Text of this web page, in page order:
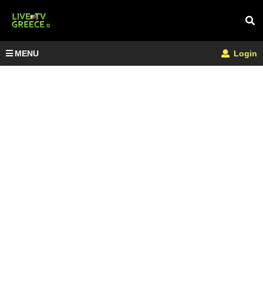
MENU Login